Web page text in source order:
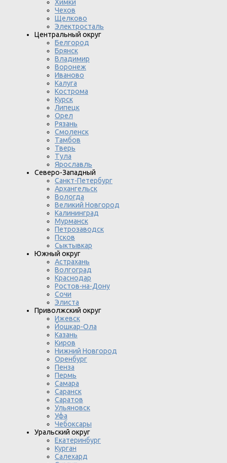
Химки
Чехов
Щелково
Электросталь
Центральный округ
Белгород
Брянск
Владимир
Воронеж
Иваново
Калуга
Кострома
Курск
Липецк
Орел
Рязань
Смоленск
Тамбов
Тверь
Тула
Ярославль
Северо-Западный
Санкт-Петербург
Архангельск
Вологда
Великий Новгород
Калининград
Мурманск
Петрозаводск
Псков
Сыктывкар
Южный округ
Астрахань
Волгоград
Краснодар
Ростов-на-Дону
Сочи
Элиста
Приволжский округ
Ижевск
Йошкар-Ола
Казань
Киров
Нижний Новгород
Оренбург
Пенза
Пермь
Самара
Саранск
Саратов
Ульяновск
Уфа
Чебоксары
Уральский округ
Екатеринбург
Курган
Салехард